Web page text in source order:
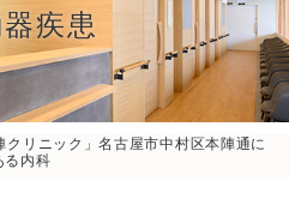
疾患
リニック」名古屋市中村区本陣通に
る内科